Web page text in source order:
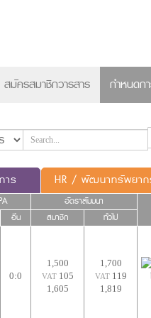
สมัครสมาชิกวารสาร กำหนดก
าร HR / พัฒนาทรัพยา
อัตราสัมมนา
อื่น สมาชิก ทั่วไป
0:0
1,500
VAT105
1,605
1,700
VAT119
1,819